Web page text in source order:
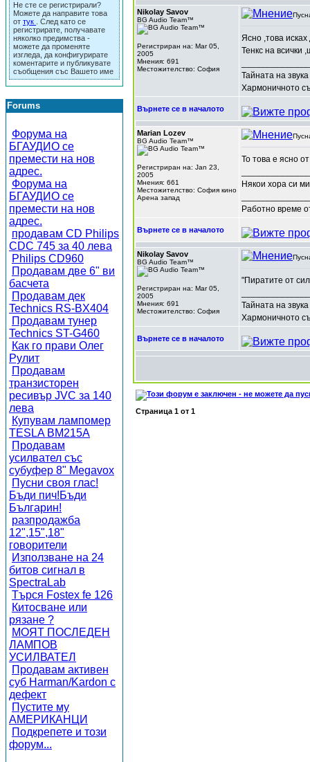
Не сте се регистрирали?
Можете да направите това
от тук
. След като се
регистрирате, получавате
няколко предимства -
можете да променяте
изгледа, да конфигурирате
коментарите и публикувате
съобщения със Вашето име
Forums
Форума на
БГАУДИО се
премести на нов
адрес.
Форума на
БГАУДИО се
премести на нов
адрес.
продавам CD Philips
CDC 745 за 40 лева
Philips CD960
Продавам две 6" ви
басчета
Продавам дек
Technics RS-BX404
Продавам тунер
Technics ST-G460
Как го прави Олег
Рулит
Продавам
транзисторен
ресивър JVC за 140
лева
Купувам лампомер
TESLA BM215A
Продавам
усилвател със
субуфер 8" Megavox
Пусни своя глас!
Бъди пич!Бъди
Българин!
разпродажба
12",15",18"
говорители
Използване на 24
битов сигнал в
SpectraLab
Търся Fostex fe 126
Китосване или
рязане ?
МОЯТ ПОСЛЕДЕН
ЛАМПОВ
УСИЛВАТЕЛ
Продавам активен
суб Harman/Kardon с
дефект
Пустите му
АМЕРИКАНЦИ
Подкрепете и този
форум...
Nikolay Savov
BG Audio Team™
Регистриран на: Mar 05,
2005
Мнения: 691
Местожителство: София
Ясно ,това исках
Тенкс на всички
Тайната на
Хармоничното
Върнете се в началото
Marian Lozev
BG Audio Team™
Регистриран на: Jan 23,
2005
Мнения: 661
Местожителство: София кино
Арена запад
То това е ясно
Някои хора си
Работно време
Върнете се в началото
Nikolay Savov
BG Audio Team™
Регистриран на: Mar 05,
2005
Мнения: 691
Местожителство: София
"Пиратите от
Тайната на
Хармоничното
Върнете се в началото
Страница 1 от 1